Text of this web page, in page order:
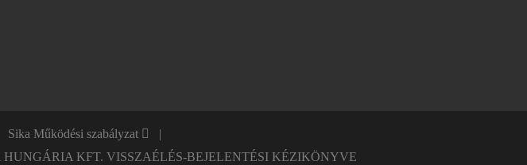
Sika Működési szabályzat
HUNGÁRIA KFT. VISSZAÉLÉS-BEJELENTÉSI KÉZIKÖNYVE